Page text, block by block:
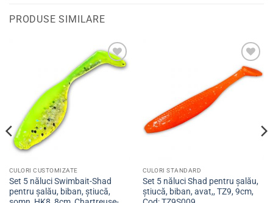
PRODUSE SIMILARE
Adaugă
CULORI CUSTOMIZATE
Set 5 năluci Swimbait-Shad
pentru șalău, biban, știucă,
Adaugă
la
favorite
CULORI STANDARD
Set 5 năluci Shad pentru șalău,
știucă, biban, avat,, TZ9, 9cm,